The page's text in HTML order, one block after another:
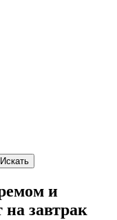
и
завтрак